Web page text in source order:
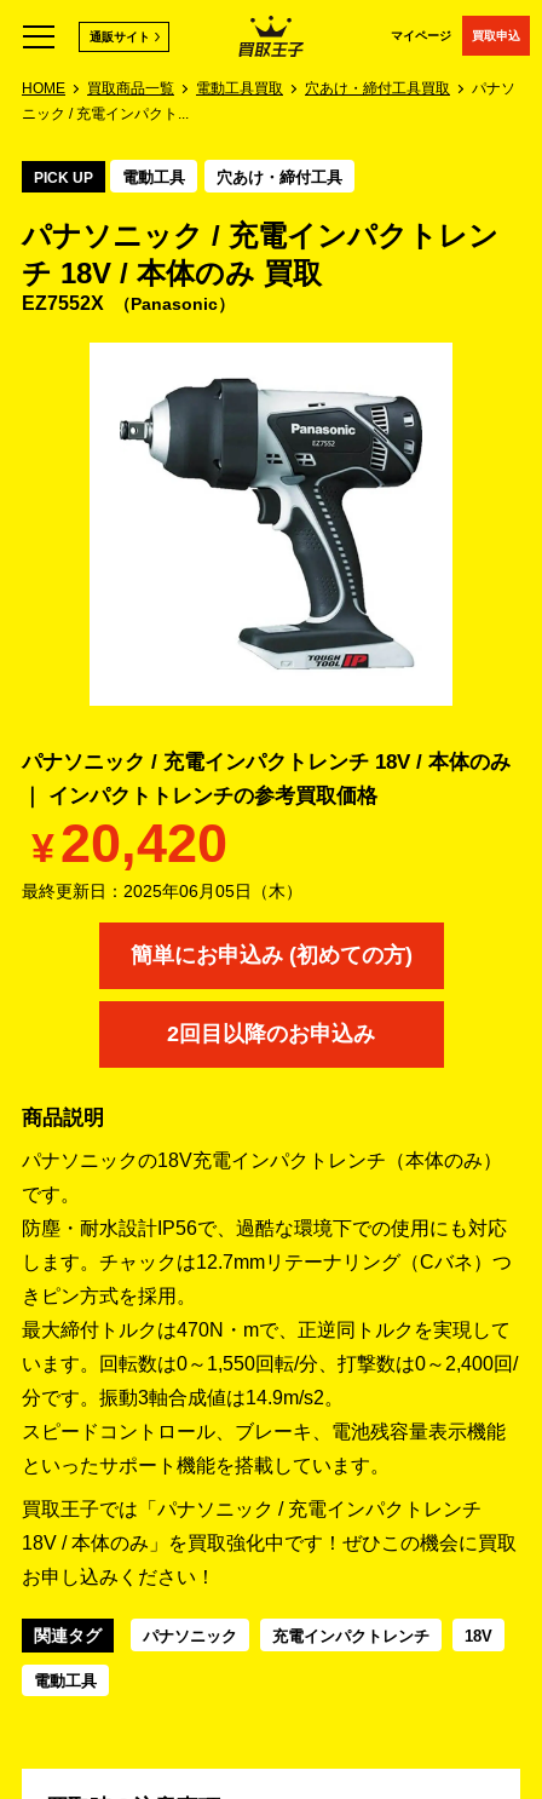
マイページ 買取申込
通販サイト
HOME 買取商品一覧 電動工具買取 穴あけ・締付工具買取
パナソ
ニック / 充電インパクト...
PICK UP 電動工具 穴あけ・締付工具
パナソニック / 充電インパクトレン
チ 18V / 本体のみ 買取
EZ7552X Panasonic
パナソニック / 充電インパクトレンチ 18V / 本体のみ
｜ インパクトトレンチの参考買取価格
¥20,420
最終更新日： 2025年06月05日（木）
簡単にお申込み (初めての方)
2回目以降のお申込み
商品説明
パナソニックの18V充電インパクトレンチ（本体のみ）
です。
防塵・耐水設計IP56で、過酷な環境下での使用にも対応
します。チャックは12.7mmリテーナリング（Cバネ）つ
きピン方式を採用。
最大締付トルクは470N・mで、正逆同トルクを実現して
います。回転数は0～1,550回転/分、打撃数は0～2,400回/
分です。振動3軸合成値は14.9m/s2。
スピードコントロール、ブレーキ、電池残容量表示機能
といったサポート機能を搭載しています。
買取王子では「パナソニック / 充電インパクトレンチ
18V / 本体のみ」を買取強化中です！ ぜひこの機会に買取
お申し込みください！
関連タグ パナソニック 充電インパクトレンチ 18V
電動工具